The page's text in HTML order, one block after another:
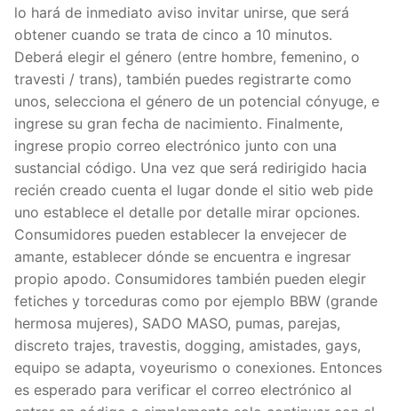
lo hará de inmediato aviso invitar unirse, que será
obtener cuando se trata de cinco a 10 minutos.
Deberá elegir el género (entre hombre, femenino, o
travesti / trans), también puedes registrarte como
unos, selecciona el género de un potencial cónyuge, e
ingrese su gran fecha de nacimiento. Finalmente,
ingrese propio correo electrónico junto con una
sustancial código. Una vez que será redirigido hacia
recién creado cuenta el lugar donde el sitio web pide
uno establece el detalle por detalle mirar opciones.
Consumidores pueden establecer la envejecer de
amante, establecer dónde se encuentra e ingresar
propio apodo. Consumidores también pueden elegir
fetiches y torceduras como por ejemplo BBW (grande
hermosa mujeres), SADO MASO, pumas, parejas,
discreto trajes, travestis, dogging, amistades, gays,
equipo se adapta, voyeurismo o conexiones. Entonces
es esperado para verificar el correo electrónico al